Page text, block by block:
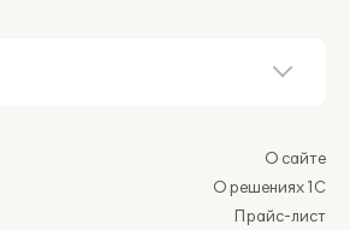
О сайте
О решениях 1С
Прайс-лист